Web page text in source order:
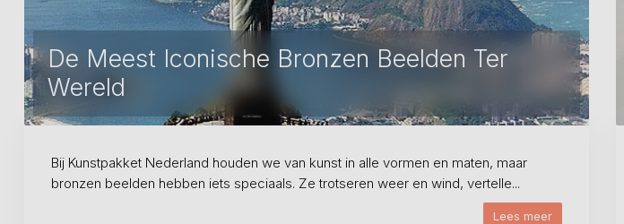
De Meest Iconische Bronzen Beelden Ter
Wereld
Bij Kunstpakket Nederland houden we van kunst in alle vormen en maten, maar
bronzen beelden hebben iets speciaals. Ze trotseren weer en wind, vertelle...
Lees meer